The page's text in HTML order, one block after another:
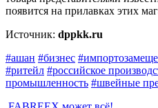
появится на прилавках этих
Источник: dppkk.ru
#ашан #бизнес
#ритейл #российское
промышленность #швейные